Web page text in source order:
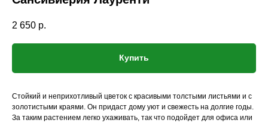
2 650 р.
Купить
Стойкий и неприхотливый цветок с красивыми толстыми листьями и с
золотистыми краями. Он придаст дому уют и свежесть на долгие годы.
За таким растением легко ухаживать, так что подойдет для офиса или